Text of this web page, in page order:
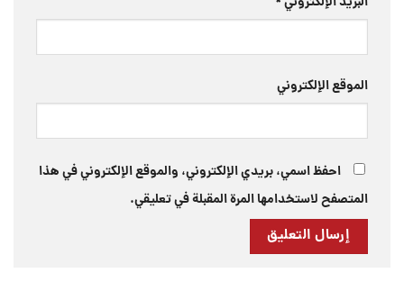
الموقع الإلكتروني
احفظ اسمي، بريدي الإلكتروني، والموقع الإلكتروني في هذا
المتصفح لاستخدامها المرة المقبلة في تعليقي.